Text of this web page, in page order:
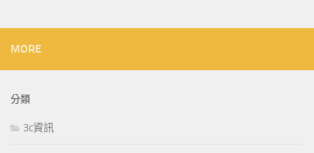
MORE
分類
3c資訊